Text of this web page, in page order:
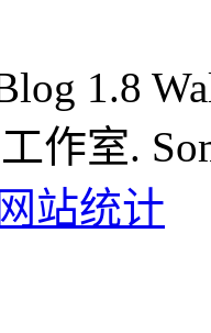
1.8
作室.
网站统计